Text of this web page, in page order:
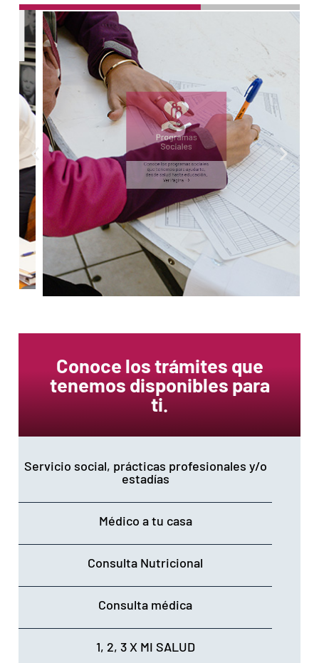
Programas
Sociales
Conoce los programas sociales
que tenemos para ayudarte,
desde salud hasta educación.
Ver Página
Conoce los trámites que
tenemos disponibles para
ti.
Servicio social, prácticas profesionales y/o
estadías
Médico a tu casa
Consulta Nutricional
Consulta médica
1, 2, 3 X MI SALUD